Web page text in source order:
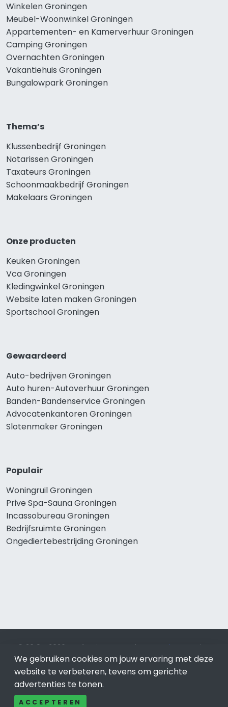
Winkelen Groningen
Meubel-Woonwinkel Groningen
Appartementen- en Kamerverhuur Groningen
Camping Groningen
Overnachten Groningen
Vakantiehuis Groningen
Bungalowpark Groningen
Thema’s
Klussenbedrijf Groningen
Notarissen Groningen
Taxateurs Groningen
Schoonmaakbedrijf Groningen
Makelaars Groningen
Onze producten
Keuken Groningen
Vca Groningen
Kledingwinkel Groningen
Website laten maken Groningen
Sportschool Groningen
Gewaardeerd
Auto-bedrijven Groningen
Auto huren-Autoverhuur Groningen
Banden-Bandenservice Groningen
Advocatenkantoren Groningen
Slotenmaker Groningen
Populair
Woningruil Groningen
Prive Spa-Sauna Groningen
Incassobureau Groningen
Bedrijfsruimte Groningen
Ongediertebestrijding Groningen
© 2019 - 2026 Realisatie en SEO door SEO-bureau
Lion
Internet. Betaal alleen voor bewezen resultaten?SEO
optimalisatie No Cure No Pay.Groningenis onderdeel van
Lion Internet.
We gebruiken cookies om jouw ervaring met deze
website te verbeteren, tevens om gerichte
advertenties te tonen.
ACCEPTEREN